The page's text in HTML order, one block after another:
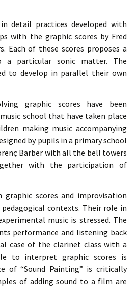
detail practices developed with
with the graphic scores by Fred
Each of these scores proposes a
a particular sonic matter. The
to develop in parallel their own
graphic scores have been
school that have taken place
making music accompanying
by pupils in a primary school
Barber with all the bell towers
with the participation of
graphic scores and improvisation
contexts. Their role in
music is stressed. The
performance and listening back
case of the clarinet class with a
to interpret graphic scores is
of “Sound Painting” is critically
of adding sound to a film are